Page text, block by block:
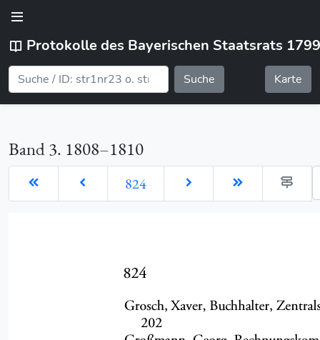
Protokolle des Bayerischen Staatsrats
Suche Karte
Band 3. 1808–1810
824